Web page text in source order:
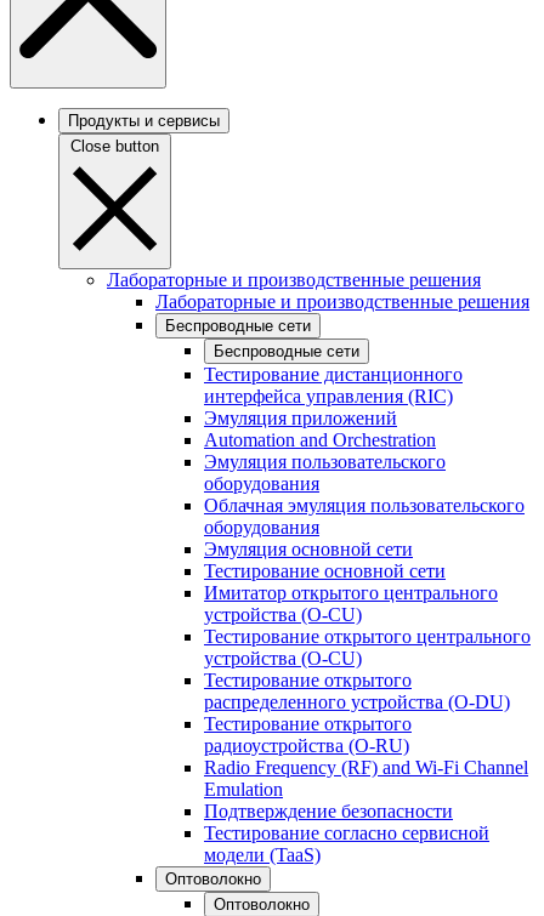
Продукты и сервисы
Close button
Лабораторные и производственные решения
Лабораторные и производственные решения
Беспроводные сети
Беспроводные сети
Тестирование дистанционного
интерфейса управления (RIC)
Эмуляция приложений
Automation and Orchestration
Эмуляция пользовательского
оборудования
Облачная эмуляция пользовательского
оборудования
Эмуляция основной сети
Тестирование основной сети
Имитатор открытого центрального
устройства (O-CU)
Тестирование открытого центрального
устройства (O-CU)
Тестирование открытого
распределенного устройства (O-DU)
Тестирование открытого
радиоустройства (O-RU)
Radio Frequency (RF) and Wi-Fi Channel
Emulation
Подтверждение безопасности
Тестирование согласно сервисной
модели (TaaS)
Оптоволокно
Оптоволокно